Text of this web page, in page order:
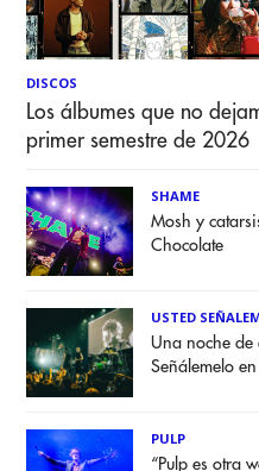
DISCOS
Los álbumes que no
primer semestre de 2026
SHAME
Mosh y
Chocolate
USTED
Una noche de
Señálemelo
PULP
“Pulp es otra